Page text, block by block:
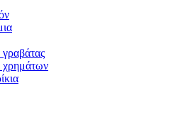
χρημάτων